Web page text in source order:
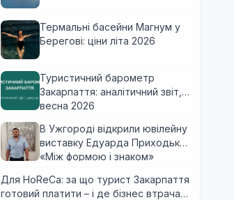
Термальні басейни Магнум у
Берегові: ціни літа 2026
Туристичний барометр
Закарпаття: аналітичний звіт,
весна 2026
В Ужгороді відкрили ювілейну
виставку Едуарда Приходька
«Між формою і знаком»
Для HoReCa: за що турист Закарпаття
готовий платити – і де бізнес втрачає